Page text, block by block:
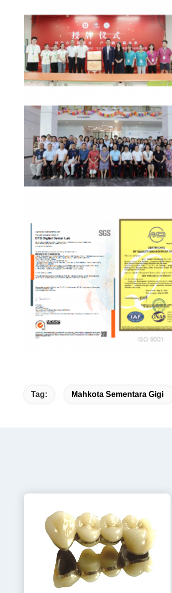
Tag: Mahkota Sementara Gigi